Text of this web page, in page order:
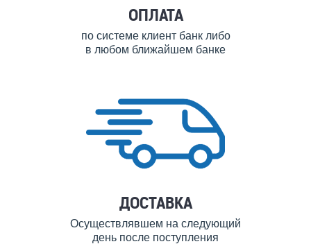
ОПЛАТА
по системе клиент банк либо
в любом ближайшем банке
ДОСТАВКА
Осуществлявшем на следующий
день после поступления